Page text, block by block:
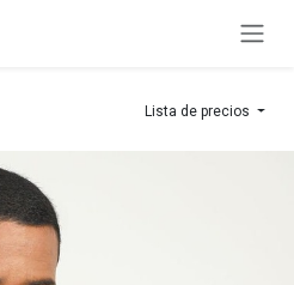
Lista de precios